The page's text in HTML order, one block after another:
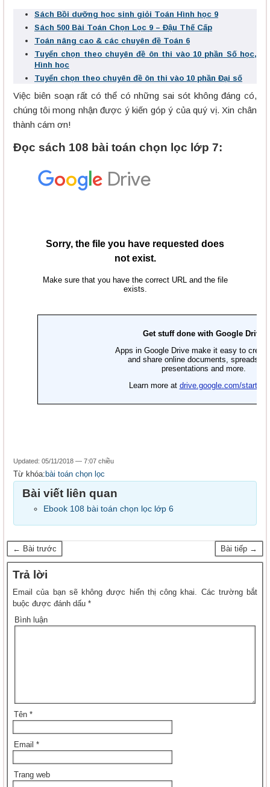
Sách Bồi dưỡng học sinh giỏi Toán Hình học 9
Sách 500 Bài Toán Chọn Lọc 9 – Đậu Thế Cấp
Toán nâng cao & các chuyên đề Toán 6
Tuyển chọn theo chuyên đề ôn thi vào 10 phần Số học,
Hình học
Tuyển chọn theo chuyên đề ôn thi vào 10 phần Đại số
Việc biên soạn rất có thể có những sai sót không đáng có,
chúng tôi mong nhận được ý kiến góp ý của quý vị. Xin chân
thành cám ơn!
Đọc sách 108 bài toán chọn lọc lớp 7:
Updated: 05/11/2018 — 7:07 chiều
Từ khóa: bài toán chọn lọc
Bài viết liên quan
Ebook 108 bài toán chọn lọc lớp 6
← Bài trước Bài tiếp →
Trả lời
Email của bạn sẽ không được hiển thị công khai. Các trường bắt
buộc được đánh dấu *
Bình luận
Tên *
Email *
Trang web